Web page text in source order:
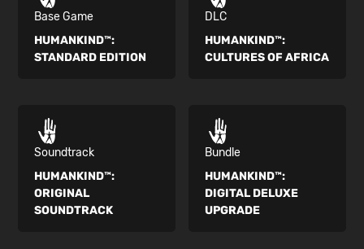
Base Game
HUMANKIND™:
STANDARD EDITION
DLC
HUMANKIND™:
CULTURES OF AFRICA
Soundtrack
HUMANKIND™:
ORIGINAL
SOUNDTRACK
Bundle
HUMANKIND™:
DIGITAL DELUXE
UPGRADE